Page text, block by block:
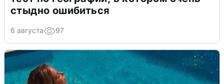
стыдно ошибиться
6 августа 97